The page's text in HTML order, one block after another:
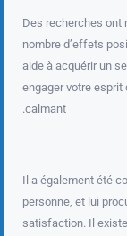
Des recherches ont
nombre d’effets
aide à acquérir un
engager votre
calmant.
Il a également été
personne, et lui
satisfaction. Il